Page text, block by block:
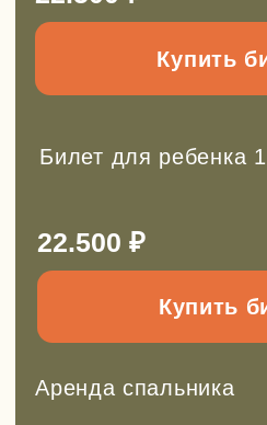
Нажимая на кнопку, вы
соглашаетесь с политикой